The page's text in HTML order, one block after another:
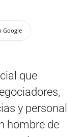
Google
que
y personal
hombre de